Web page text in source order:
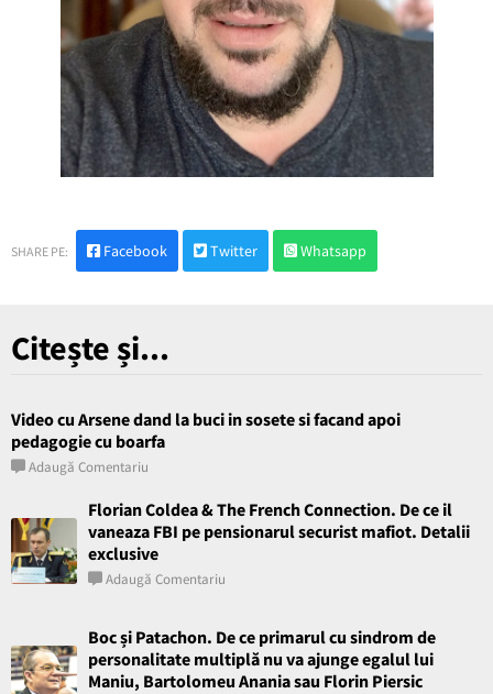
SHARE PE: Facebook Twitter Whatsapp
Citește și...
Video cu Arsene dand la buci in sosete si facand apoi
pedagogie cu boarfa
Adaugă Comentariu
Florian Coldea & The French Connection. De ce il
vaneaza FBI pe pensionarul securist mafiot. Detalii
exclusive
Adaugă Comentariu
Boc și Patachon. De ce primarul cu sindrom de
personalitate multiplă nu va ajunge egalul lui
Maniu, Bartolomeu Anania sau Florin Piersic